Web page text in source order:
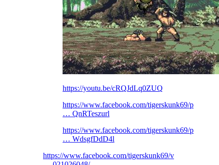
https://youtu.be/cRQJdLq0ZUQ
https://www.facebook.com/tigerskunk69/p
… QnRTeszurl
https://www.facebook.com/tigerskunk69/p
… WdsgfDdD4l
https://www.facebook.com/tigerskunk69/v